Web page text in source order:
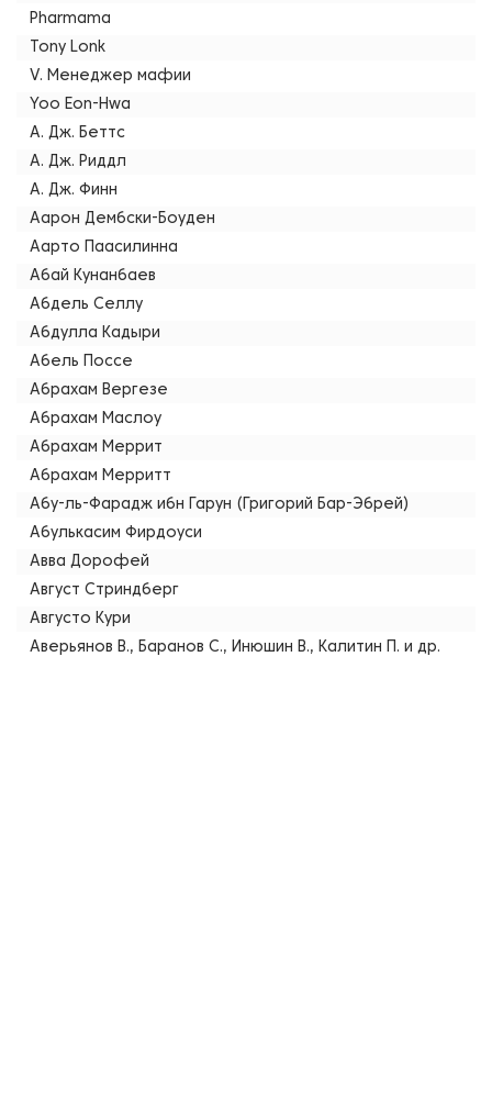
Pharmama
Tony Lonk
V. Менеджер мафии
Yoo Eon-Hwa
А. Дж. Беттс
А. Дж. Риддл
А. Дж. Финн
Аарон Дембски-Боуден
Аарто Паасилинна
Абай Кунанбаев
Абдель Селлу
Абдулла Кадыри
Абель Поссе
Абрахам Вергезе
Абрахам Маслоу
Абрахам Меррит
Абрахам Мерритт
Абу-ль-Фарадж ибн Гарун (Григорий Бар-Эбрей)
Абулькасим Фирдоуси
Авва Дорофей
Август Стриндберг
Августо Кури
Аверьянов В., Баранов С., Инюшин В., Калитин П. и др.